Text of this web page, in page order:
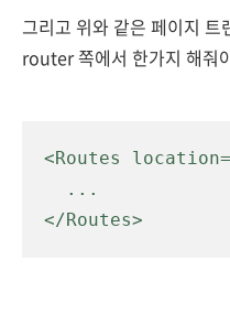
그리고 위와 같은 페이지
router 쪽에서 한가지 해줘
<Routes
</Routes>